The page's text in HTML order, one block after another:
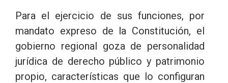
Para el ejercicio de sus funciones, por
mandato expreso de la Constitución, el
gobierno regional goza de personalidad
jurídica de derecho público y patrimonio
propio, características que lo configuran